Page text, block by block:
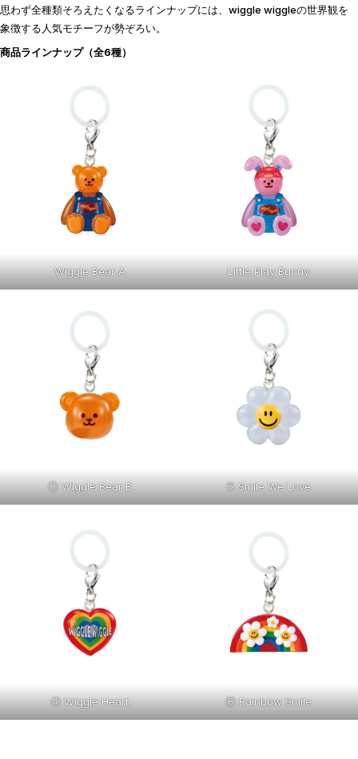
思わず全種類そろえたくなるラインナップには、wiggle wiggleの世界観を
象徴する人気モチーフが勢ぞろい。
商品ラインナップ（全6種）
Wiggle Bear A Little Play Bunny
③ Wiggle Bear B ➄ Smile We Love
④ Wiggle Heart ⑥ Rainbow Smile